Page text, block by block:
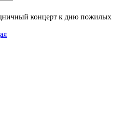
концерт к дню пожилых